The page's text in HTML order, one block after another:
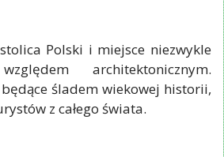
Polski i miejsce niezwykle
architektonicznym.
śladem wiekowej historii,
z całego świata.